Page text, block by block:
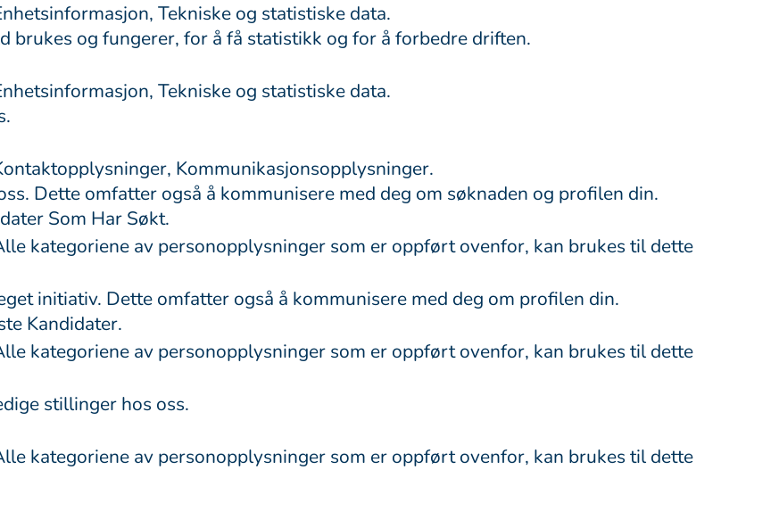
Tekniske og statistiske data.
brukes og fungerer, for å få statistikk og for å forbedre driften.
Tekniske og statistiske data.
Kommunikasjonsopplysninger.
Dette omfatter også å kommunisere med deg om søknaden og profilen din.
Som Har Søkt.
kategoriene av personopplysninger som er oppført ovenfor, kan brukes til dette
initiativ. Dette omfatter også å kommunisere med deg om profilen din.
Kandidater.
kategoriene av personopplysninger som er oppført ovenfor, kan brukes til dette
stillinger hos oss.
kategoriene av personopplysninger som er oppført ovenfor, kan brukes til dette